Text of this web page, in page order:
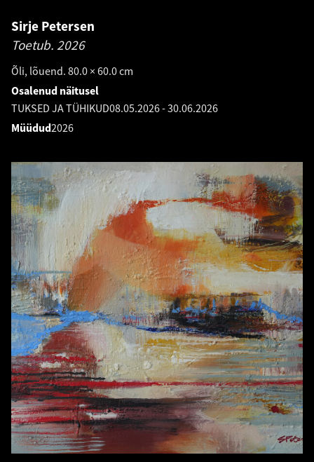
Sirje Petersen
Toetub. 2026
Õli, lõuend. 80.0 × 60.0 cm
Osalenud näitusel
TUKSED JA TÜHIKUD08.05.2026-30.06.2026
Müüdud2026